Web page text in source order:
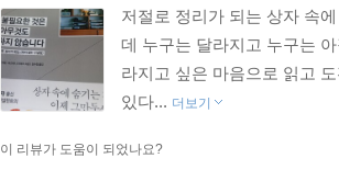
저절로 정리가 되는 상자 속
데 누구는 달라지고 누구는
라지고 싶은 마음으로 읽고
있다... 더보기
이 리뷰가 도움이 되었나요?